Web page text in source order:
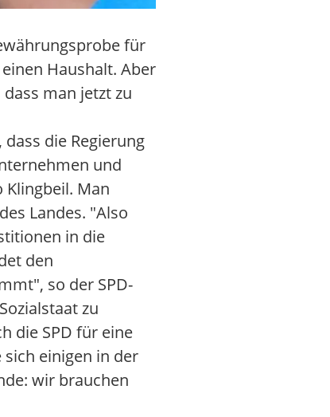
für
Haushalt. Aber
man jetzt zu
die Regierung
und
Klingbeil. Man
Landes. "Also
in die
den
so der SPD-
zu
die SPD für eine
einigen in der
wir brauchen